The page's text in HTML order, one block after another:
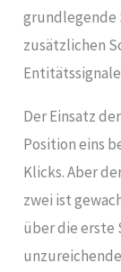
grundlegende
zusätzlichen
Der Einsatz
Position eins
Klicks. Aber
zwei ist
über die erste